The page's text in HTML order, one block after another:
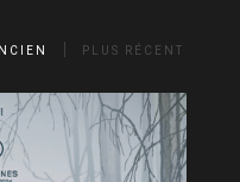
PLUS RÉCENT